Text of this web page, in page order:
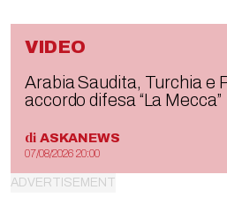
VIDEO
Arabia Saudita, Turchia e
accordo difesa “La Mecca”
di ASKANEWS
07/08/2026 20:00